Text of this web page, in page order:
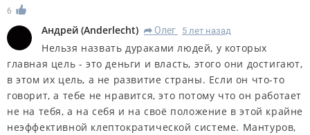
6
Андрей (Anderlecht) R Олег 5 лет назад
Нельзя назвать дураками людей, у которых
главная цель - это деньги и власть, этого они достигают,
в этом их цель, а не развитие страны. Если он что-то
говорит, а тебе не нравится, это потому что он работает
не на тебя, а на себя и на своё положение в этой крайне
неэффективной клептократической системе. Мантуров,